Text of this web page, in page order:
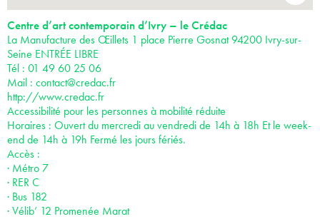
Centre d’art contemporain d’Ivry – le Crédac
La Manufacture des Œillets 1 place Pierre Gosnat 94200 Ivry-sur-
Seine ENTRÉE LIBRE
Tél : 01 49 60 25 06
Mail : contact@credac.fr
http://www.credac.fr
Accessibilité pour les personnes à mobilité réduite
Horaires : Ouvert du mercredi au vendredi de 14h à 18h Et le week-
end de 14h à 19h Fermé les jours fériés.
Accès :
· Métro 7
· RER C
· Bus 182
· Vélib’ 12 Promenée Marat